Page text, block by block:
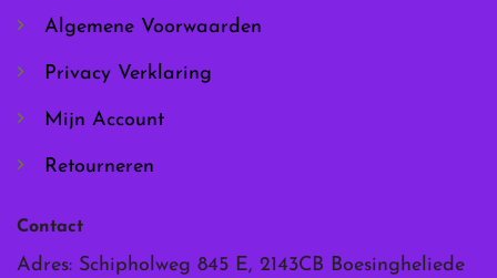
de
productpagina
Algemene Voorwaarden
Privacy Verklaring
Mijn Account
Retourneren
Contact
Adres: Schipholweg 845 E, 2143CB Boesingheliede